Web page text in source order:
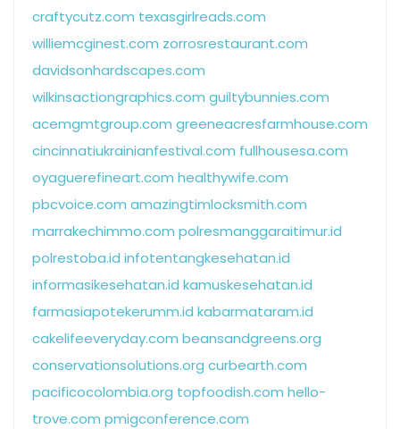
craftycutz.com texasgirlreads.com
williemcginest.com zorrosrestaurant.com
davidsonhardscapes.com
wilkinsactiongraphics.com guiltybunnies.com
acemgmtgroup.com greeneacresfarmhouse.com
cincinnatiukrainianfestival.com fullhousesa.com
oyaguerefineart.com healthywife.com
pbcvoice.com amazingtimlocksmith.com
marrakechimmo.com polresmanggaraitimur.id
polrestoba.id infotentangkesehatan.id
informasikesehatan.id kamuskesehatan.id
farmasiapotekerumm.id kabarmataram.id
cakelifeeveryday.com beansandgreens.org
conservationsolutions.org curbearth.com
pacificocolombia.org topfoodish.com hello-
trove.com pmigconference.com